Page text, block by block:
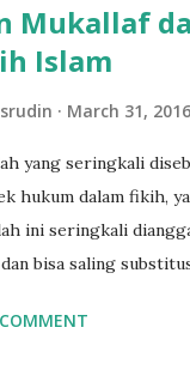
Mukallaf
Islam
March 31, 2016
yang seringkali
hukum dalam fikih,
ini seringkali
bisa saling
lain yang menyebut